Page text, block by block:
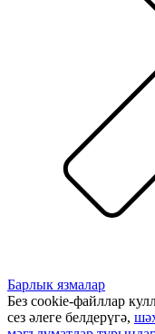
Барлык язмалар
Без cookie-файллар
сез әлеге белдерүгә,